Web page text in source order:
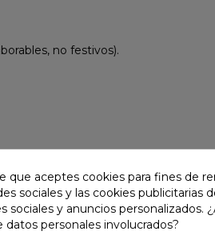
no festivos).
que aceptes cookies para fines de
sociales y las cookies publicitarias
sociales y anuncios personalizados.
personales involucrados?